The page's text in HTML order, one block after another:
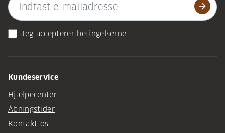
arrow_forward
Jeg accepterer betingelserne
Kundeservice
Hjælpecenter
Åbningstider
Kontakt os